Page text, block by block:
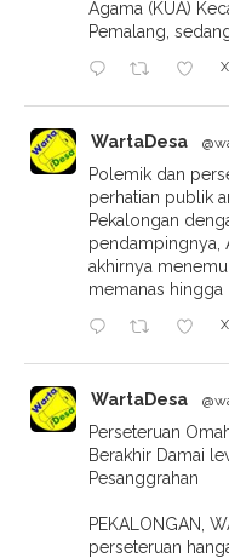
Agama (KUA)
Pemalang,
X
WartaDesa
Polemik dan
perhatian publik
Pekalongan
pendampingnya,
akhirnya
memanas hingga
X
WartaDesa
Perseteruan
Berakhir Damai
Pesanggrahan
PEKALONGAN,
perseteruan